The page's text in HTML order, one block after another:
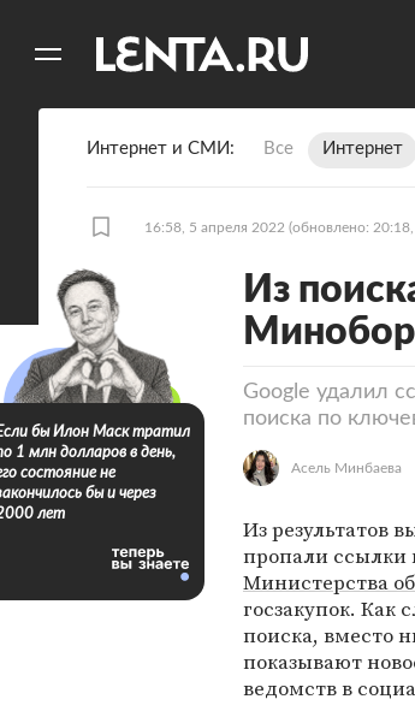
Интернет и СМИ Все Интернет
16:58, 5 апреля 2022 (обновлено:
Из
Google удалил
поиска по
Асель Минбаева
Из результатов
пропали
Министерства
госзакупок. Как
поиска, вместо
показывают
ведомств в
бы Илон Маск тратил
1 млн долларов в день,
состояние не
бы и через
лет